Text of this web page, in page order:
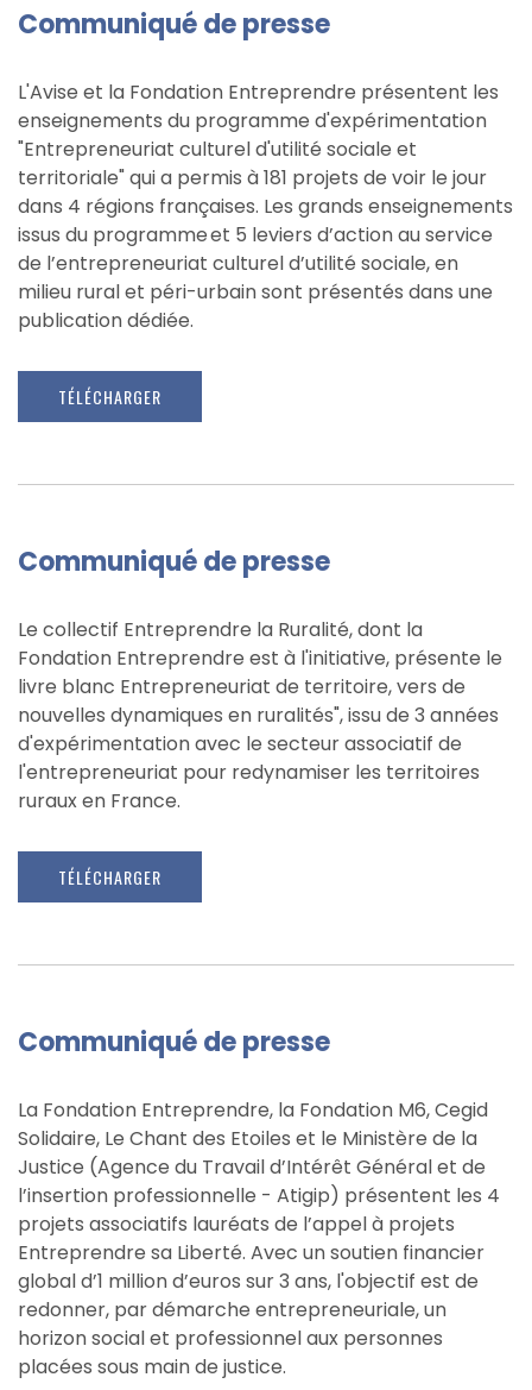
Communiqué de presse
L'Avise et la Fondation Entreprendre présentent les
enseignements du programme d'expérimentation
"Entrepreneuriat culturel d'utilité sociale et
territoriale" qui a permis à 181 projets de voir le jour
dans 4 régions françaises. Les grands enseignements
issus du programme et 5 leviers d’action au service
de l’entrepreneuriat culturel​ d’utilité sociale, ​en
milieu ​​rural et péri-urbain sont présentés dans une
publication dédiée.
TÉLÉCHARGER
Communiqué de presse
Le collectif Entreprendre la Ruralité, dont la
Fondation Entreprendre est à l'initiative, présente le
livre blanc Entrepreneuriat de territoire, vers de
nouvelles dynamiques en ruralités", issu de 3 années
d'expérimentation avec le secteur associatif de
l'entrepreneuriat pour redynamiser les territoires
ruraux en France.
TÉLÉCHARGER
Communiqué de presse
La Fondation Entreprendre, la Fondation M6, Cegid
Solidaire, Le Chant des Etoiles et le Ministère de la
Justice (Agence du Travail d’Intérêt Général et de
l’insertion professionnelle - Atigip) présentent les 4
projets associatifs lauréats de l’appel à projets
Entreprendre sa Liberté. Avec un soutien financier
global d’1 million d’euros sur 3 ans, l'objectif est de
redonner, par démarche entrepreneuriale, un
horizon social et professionnel aux personnes
placées sous main de justice.